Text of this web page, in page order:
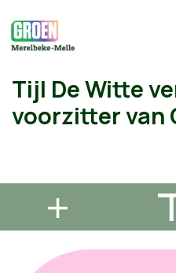
Tijl De Witte
voorzitter van